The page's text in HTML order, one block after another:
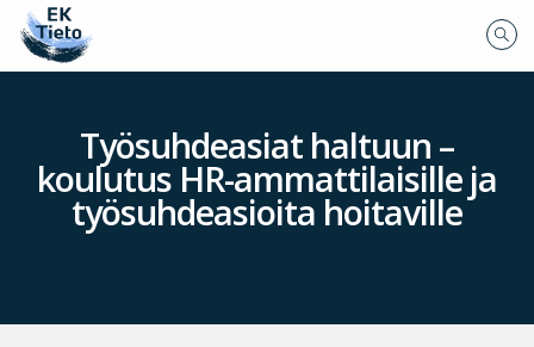
Työsuhdeasiat haltuun –
koulutus HR-ammattilaisille ja
työsuhdeasioita hoitaville